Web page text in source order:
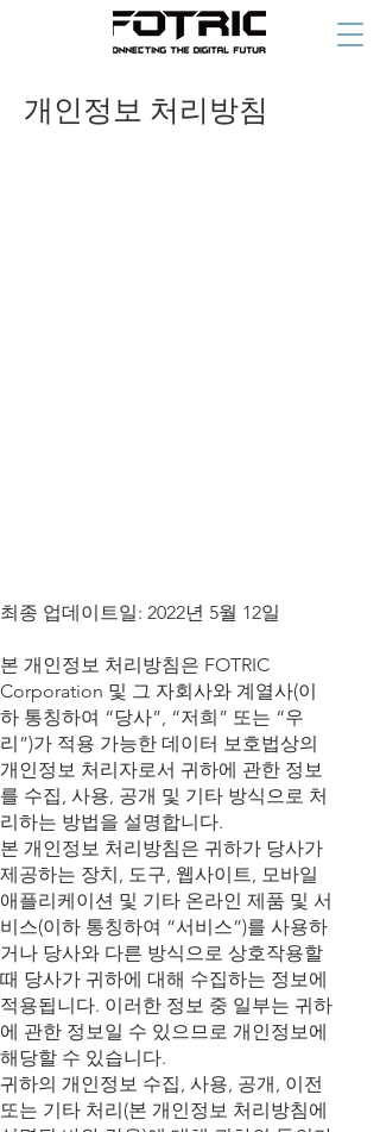
개인정보 처리방침
최종 업데이트일: 2022년 5월 12일
본 개인정보 처리방침은 FOTRIC
Corporation 및 그 자회사와 계열사(이
하 통칭하여 “당사”, “저희” 또는 “우
리”)가 적용 가능한 데이터 보호법상의
개인정보 처리자로서 귀하에 관한 정보
를 수집, 사용, 공개 및 기타 방식으로 처
리하는 방법을 설명합니다.
본 개인정보 처리방침은 귀하가 당사가
제공하는 장치, 도구, 웹사이트, 모바일
애플리케이션 및 기타 온라인 제품 및 서
비스(이하 통칭하여 “서비스”)를 사용하
거나 당사와 다른 방식으로 상호작용할
때 당사가 귀하에 대해 수집하는 정보에
적용됩니다. 이러한 정보 중 일부는 귀하
에 관한 정보일 수 있으므로 개인정보에
해당할 수 있습니다.
귀하의 개인정보 수집, 사용, 공개, 이전
또는 기타 처리(본 개인정보 처리방침에